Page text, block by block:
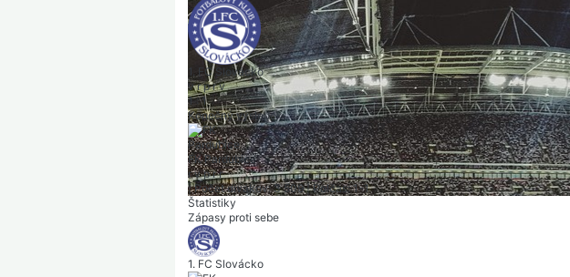
1. FC Slovácko
vrprv
1 : 1
Konečný výsledok
FK Pardubice
rvprr
| Počet divákov: 3 509 | Polčas: 1-1
Štatistiky
Zápasy proti sebe
1. FC Slovácko